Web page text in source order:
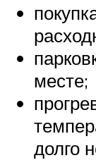
месте;
долго